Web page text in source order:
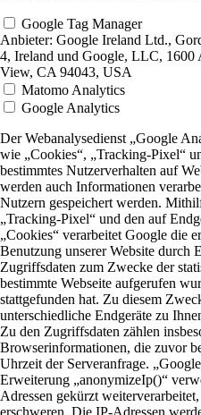
Google Tag Manager
Anbieter: Google Ireland Ltd.,
4, Ireland und Google, LLC, 1600
View, CA 94043, USA
Matomo Analytics
Google Analytics
Der Webanalysedienst „Google
wie „Cookies“, „Tracking-Pixel“
bestimmtes Nutzerverhalten auf
werden auch Informationen
Nutzern gespeichert werden.
„Tracking-Pixel“ und den auf
„Cookies“ verarbeitet Google die
Benutzung unserer Website durch
Zugriffsdaten zum Zwecke der
bestimmte Webseite aufgerufen
stattgefunden hat. Zu diesem
unterschiedliche Endgeräte zu
Zu den Zugriffsdaten zählen
Browserinformationen, die zuvor
Uhrzeit der Serveranfrage.
Erweiterung „anonymizeIp()“
Adressen gekürzt
erschweren. Die IP-Adressen